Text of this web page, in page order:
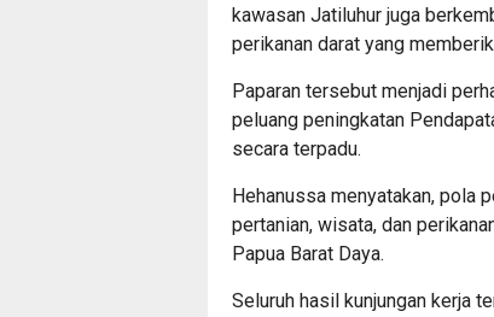
kawasan Jatiluhur juga
perikanan darat yang
Paparan tersebut menjadi
peluang peningkatan
secara terpadu.
Hehanussa menyatakan, pola
pertanian, wisata, dan
Papua Barat Daya.
Seluruh hasil kunjungan kerja